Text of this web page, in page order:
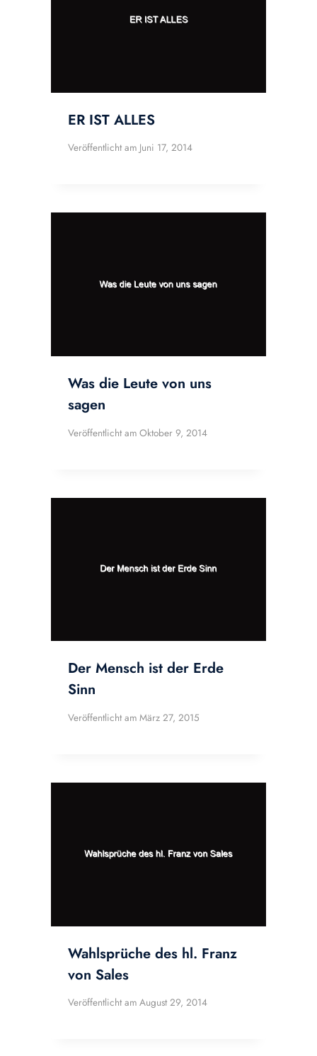
ER IST ALLES
Veröffentlicht am Juni 17, 2014
Was die Leute von uns
sagen
Veröffentlicht am Oktober 9, 2014
Der Mensch ist der Erde
Sinn
Veröffentlicht am März 27, 2015
Wahlsprüche des hl. Franz
von Sales
Veröffentlicht am August 29, 2014